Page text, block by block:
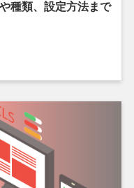
種類、設定方法まで